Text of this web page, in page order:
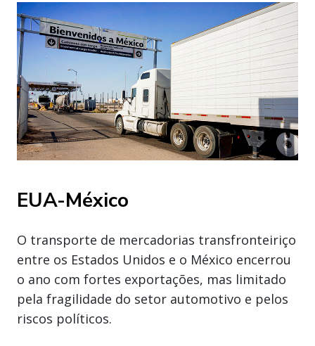
EUA-México
O transporte de mercadorias transfronteiriço
entre os Estados Unidos e o México encerrou
o ano com fortes exportações, mas limitado
pela fragilidade do setor automotivo e pelos
riscos políticos.